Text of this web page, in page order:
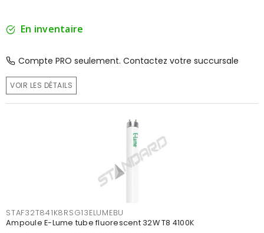
En inventaire
Compte PRO seulement. Contactez votre succursale
VOIR LES DÉTAILS
STAF32T841K8RSG13ELUMEBU
Ampoule E-Lume tube fluorescent 32W T8 4100K